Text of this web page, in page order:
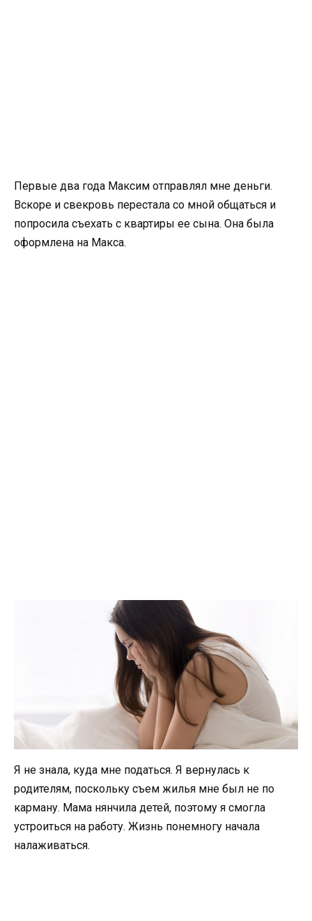
Первые два года Максим отправлял мне деньги.
Вскоре и свекровь перестала со мной общаться и
попросила съехать с квартиры ее сына. Она была
оформлена на Макса.
Я не знала, куда мне податься. Я вернулась к
родителям, поскольку съем жилья мне был не по
карману. Мама нянчила детей, поэтому я смогла
устроиться на работу. Жизнь понемногу начала
налаживаться.